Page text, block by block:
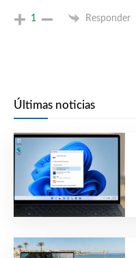
1 Responder
Últimas noticias